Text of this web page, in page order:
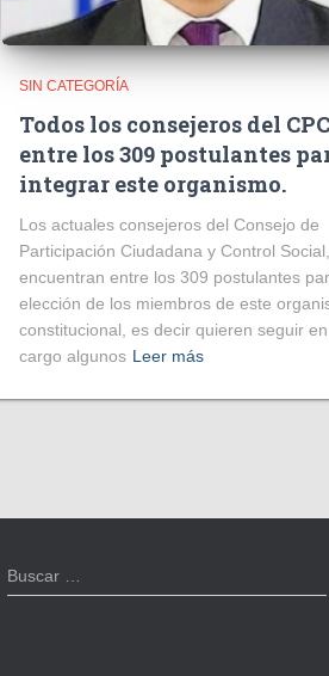
SIN CATEGORÍA
Todos los consejeros del
entre los 309 postulantes
integrar este organismo.
Los actuales consejeros del Consejo de
Participación Ciudadana y Control
encuentran entre los 309 postulantes
elección de los miembros de este
constitucional, es decir quieren seguir
cargo algunos Leer más
B
u
Buscar …